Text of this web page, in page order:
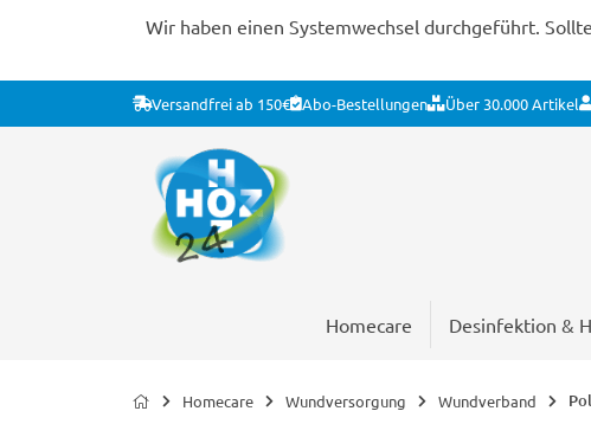
Wir haben einen Systemwechsel durchgeführt.
Versandfrei ab 150€ Abo-Bestellungen Über 30.000 Artikel
Homecare Desinfektion &
Homecare Wundversorgung Wundverband